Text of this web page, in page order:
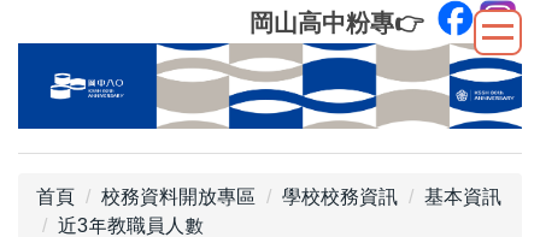
到
內
岡山高中粉專👉
首頁 校務資料開放專區 學校校務資訊
基本資訊
近3年教職員人數